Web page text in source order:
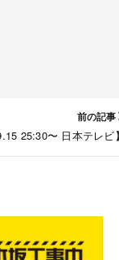
前の記事
25:30〜 日本テレビ】